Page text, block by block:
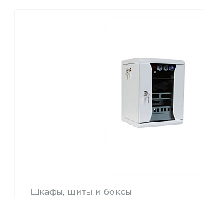
Шкафы, щиты и боксы